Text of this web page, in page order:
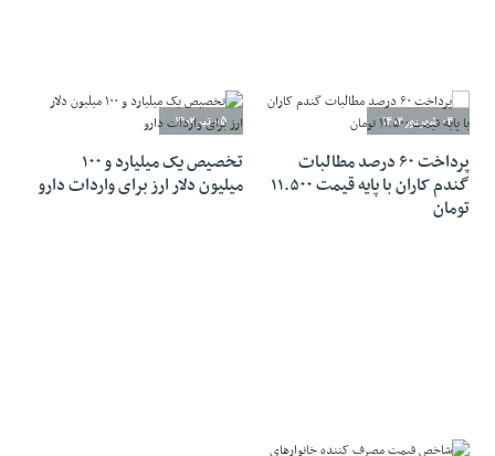
04 شهریور 1402
پرداخت ۶۰ درصد مطالبات
گندم کاران با پایه قیمت ۱۱.۵۰۰
تومان
05 تیر 1402
تخصیص یک میلیارد و ۱۰۰
میلیون دلار ارز برای واردات دارو